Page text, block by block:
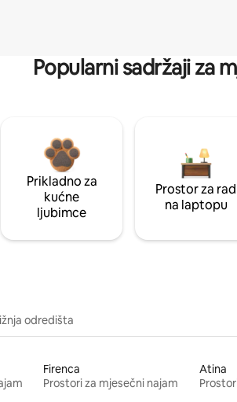
Popularni sadržaji za
Prikladno za
kućne
ljubimce
Prostor za rad
na laptopu
odredišta
Firenca
Prostori za mjesečni najam
Atina